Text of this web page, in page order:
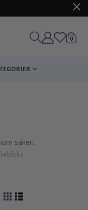
0
säkert
Visa
Rutnät
Listvy